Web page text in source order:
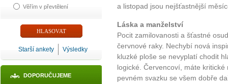
Věřím v převtělení
Starší ankety Výsledky
DOPORUČUJEME
a listopad jsou nejšťastnější
Láska a manželství
Pocit zamilovanosti a šťastné
červnové raky. Nechybí nová
kluzké ploše se nevyplatí chodit
logické. Červencoví, máte
pevném svazku se všem dobře